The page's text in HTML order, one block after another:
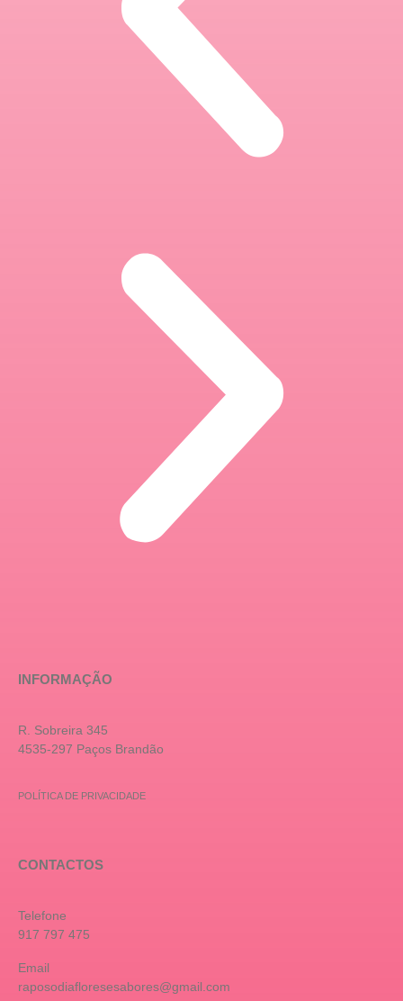
INFORMAÇÃO
R. Sobreira 345
4535-297 Paços Brandão
POLÍTICA DE PRIVACIDADE
CONTACTOS
Telefone
917 797 475
Email
raposodiafloresesabores@gmail.com